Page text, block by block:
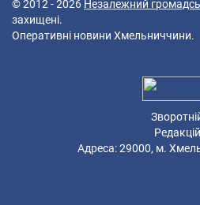
© 2012 - 2026 Незалежний
захищені.
Оперативні новини Хмельниччини.
Адреса: 29000, м.